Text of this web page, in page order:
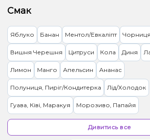
Смак
Яблуко Банан Ментол/Евкаліпт
Вишня Черешня Цитруси Кола Диня
Лимон Манго Апельсин Ананас
Полуниця, Пиріг/Кондитерка Лід/Холодок
Гуава, Ківі, Маракуя Морозиво, Папайя
Дивитись все